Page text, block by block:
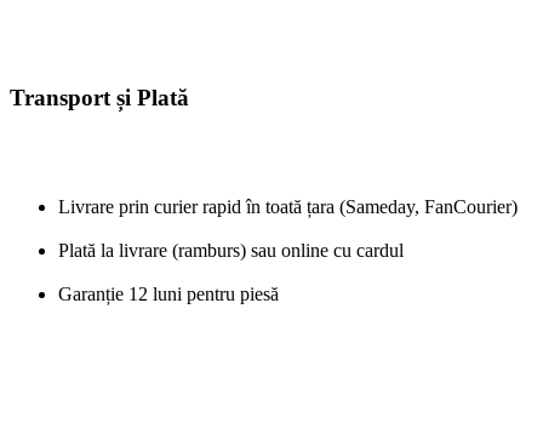
Transport și Plată
Livrare prin curier rapid în toată țara (Sameday, FanCourier)
Plată la livrare (ramburs) sau online cu cardul
Garanție 12 luni pentru piesă